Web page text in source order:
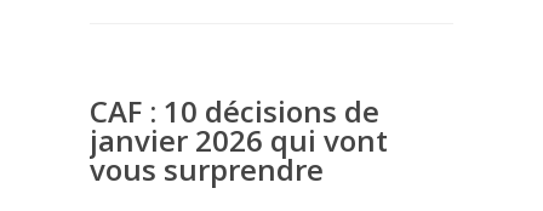
CAF : 10 décisions de
janvier 2026 qui vont
vous surprendre